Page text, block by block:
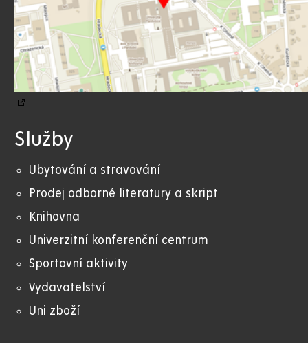
Služby
Ubytování a stravování
Prodej odborné literatury a skript
Knihovna
Univerzitní konferenční centrum
Sportovní aktivity
Vydavatelství
Uni zboží